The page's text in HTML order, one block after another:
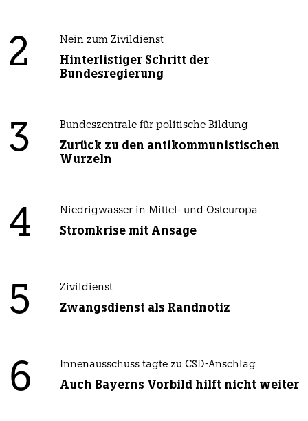
2 Nein zum Zivildienst
Hinterlistiger Schritt der
Bundesregierung
3 Bundeszentrale für politische Bildung
Zurück zu den antikommunistischen
Wurzeln
4 Niedrigwasser in Mittel- und Osteuropa
Stromkrise mit Ansage
5 Zivildienst
Zwangsdienst als Randnotiz
6 Innenausschuss tagte zu CSD-Anschlag
Auch Bayerns Vorbild hilft nicht weiter